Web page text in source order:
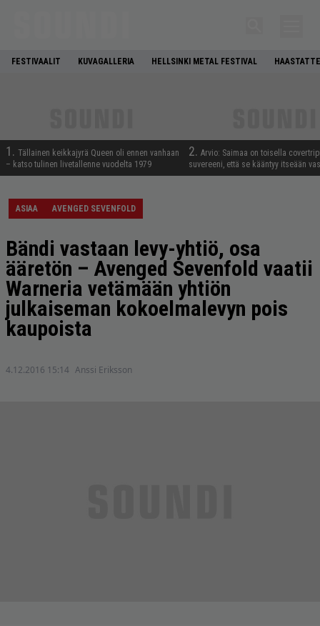
FESTIVAALIT KUVAGALLERIA HELLSINKI METAL FESTIVAL
1. Tällainen keikkajyrä Queen oli ennen vanhaan
– katso tulinen livetallenne vuodelta 1979
2. Arvio: Saimaa on toisella
suvereeni, että se kääntyy itseään
ASIAA AVENGED SEVENFOLD
Bändi vastaan levy-yhtiö, osa
ääretön – Avenged Sevenfold vaatii
Warneria vetämään yhtiön
julkaiseman kokoelmalevyn pois
kaupoista
4.12.2016 15:14 Anssi Eriksson